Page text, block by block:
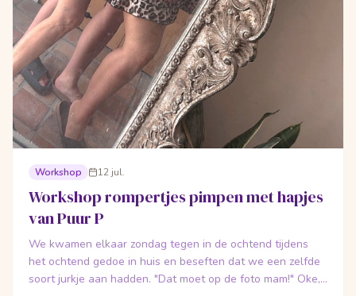
Workshop 12 jul.
Workshop rompertjes pimpen met hapjes
van Puur P
We kwamen elkaar zondag tegen in de ochtend tijdens
het ochtend gedoe in huis en beseften dat we een zelfde
soort jurkje aan hadden. "Dat moet op de foto mam!" Oke,